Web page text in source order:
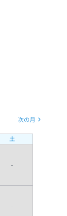
土
-
-
次の月